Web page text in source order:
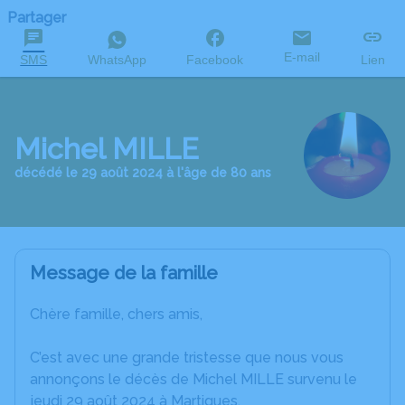
Partager
SMS WhatsApp Facebook E-mail Lien
Michel MILLE
décédé le 29 août 2024 à l'âge de 80 ans
Message de la famille
Chère famille, chers amis,
C’est avec une grande tristesse que nous vous
annonçons le décès de Michel MILLE survenu le
jeudi 29 août 2024 à Martigues.